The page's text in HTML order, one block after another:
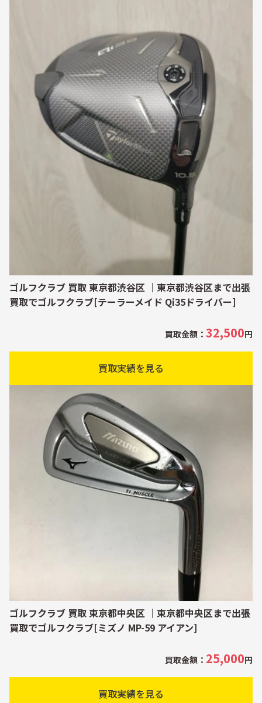
ゴルフクラブ 買取 東京都渋谷区 ｜東京都渋谷区まで出張
買取でゴルフクラブ[テーラーメイド Qi35ドライバー]
買取金額： 32,500円
買取実績を見る
ゴルフクラブ 買取 東京都中央区 ｜東京都中央区まで出張
買取でゴルフクラブ[ミズノ MP-59 アイアン]
買取金額： 25,000円
買取実績を見る